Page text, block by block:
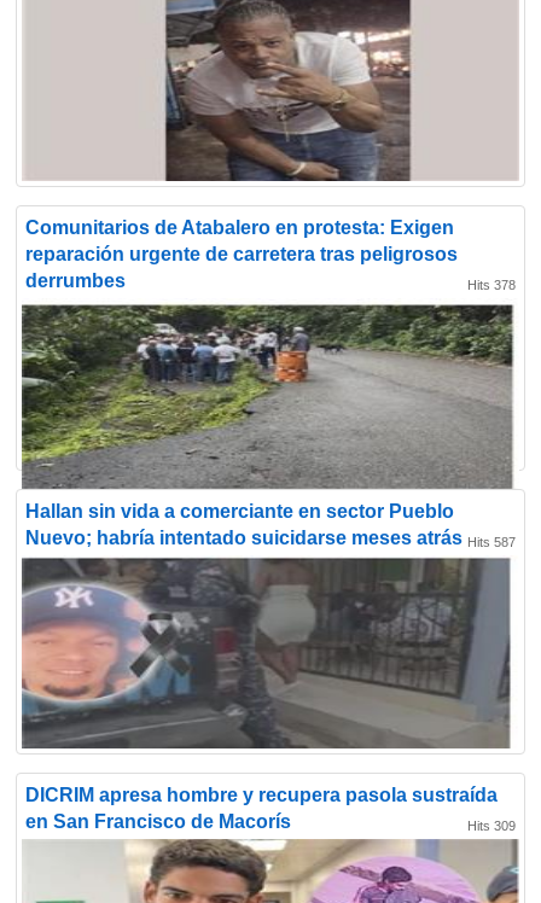
Comunitarios de Atabalero en protesta: Exigen
reparación urgente de carretera tras peligrosos
derrumbes
Hits 378
Hallan sin vida a comerciante en sector Pueblo
Nuevo; habría intentado suicidarse meses atrás Hits 587
DICRIM apresa hombre y recupera pasola sustraída
en San Francisco de Macorís
Hits 309